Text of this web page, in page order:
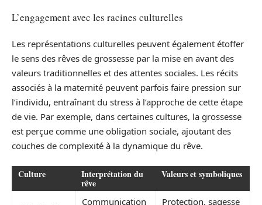
L’engagement avec les racines culturelles
Les représentations culturelles peuvent également étoffer
le sens des rêves de grossesse par la mise en avant des
valeurs traditionnelles et des attentes sociales. Les récits
associés à la maternité peuvent parfois faire pression sur
l’individu, entraînant du stress à l’approche de cette étape
de vie. Par exemple, dans certaines cultures, la grossesse
est perçue comme une obligation sociale, ajoutant des
couches de complexité à la dynamique du rêve.
Culture Interprétation du
rêve
Valeurs et symboliques
Communication
Protection, sagesse